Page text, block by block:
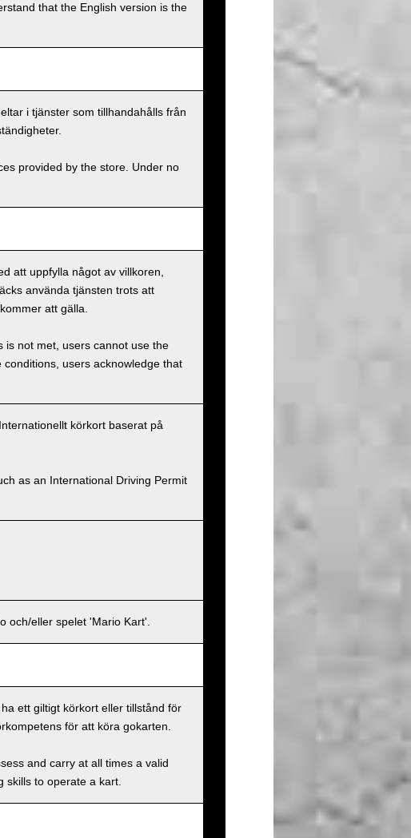
that the English version is the
i tjänster som tillhandahålls från
provided by the store. Under no
att uppfylla något av villkoren,
använda tjänsten trots att
att gälla.
is not met, users cannot use the
users acknowledge that
körkort baserat på
as an International Driving Permit
och/eller spelet 'Mario Kart'.
ett giltigt körkort eller tillstånd för
för att köra gokarten.
and carry at all times a valid
skills to operate a kart.